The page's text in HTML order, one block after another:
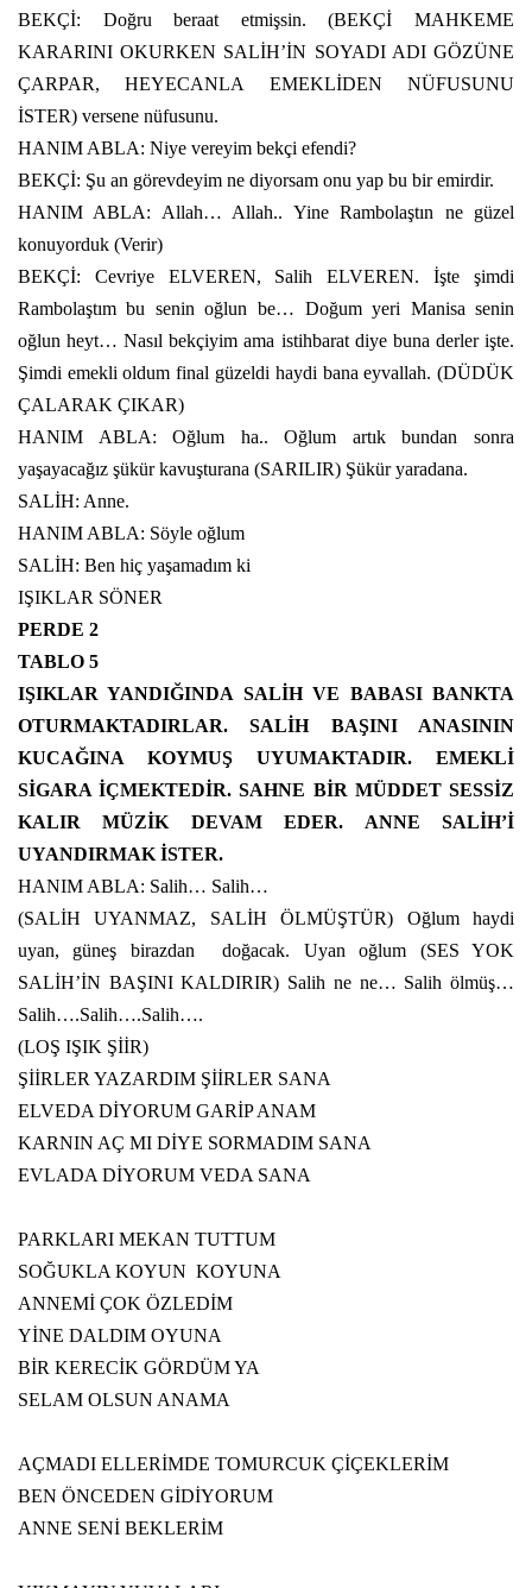
BEKÇİ: Doğru beraat etmişsin. (BEKÇİ MAHKEME
KARARINI OKURKEN SALİH’İN SOYADI ADI GÖZÜNE
ÇARPAR, HEYECANLA EMEKLİDEN NÜFUSUNU
İSTER) versene nüfusunu.
HANIM ABLA: Niye vereyim bekçi efendi?
BEKÇİ: Şu an görevdeyim ne diyorsam onu yap bu bir emirdir.
HANIM ABLA: Allah… Allah.. Yine Rambolaştın ne güzel
konuyorduk (Verir)
BEKÇİ: Cevriye ELVEREN, Salih ELVEREN. İşte şimdi
Rambolaştım bu senin oğlun be… Doğum yeri Manisa senin
oğlun heyt… Nasıl bekçiyim ama istihbarat diye buna derler işte.
Şimdi emekli oldum final güzeldi haydi bana eyvallah. (DÜDÜK
ÇALARAK ÇIKAR)
HANIM ABLA: Oğlum ha.. Oğlum artık bundan sonra
yaşayacağız şükür kavuşturana (SARILIR) Şükür yaradana.
SALİH: Anne.
HANIM ABLA: Söyle oğlum
SALİH: Ben hiç yaşamadım ki
IŞIKLAR SÖNER
PERDE 2
TABLO 5
IŞIKLAR YANDIĞINDA SALİH VE BABASI BANKTA
OTURMAKTADIRLAR. SALİH BAŞINI ANASININ
KUCAĞINA KOYMUŞ UYUMAKTADIR. EMEKLİ
SİGARA İÇMEKTEDİR. SAHNE BİR MÜDDET SESSİZ
KALIR MÜZİK DEVAM EDER. ANNE SALİH’İ
UYANDIRMAK İSTER.
HANIM ABLA: Salih… Salih…
(SALİH UYANMAZ, SALİH ÖLMÜŞTÜR) Oğlum haydi
uyan, güneş birazdan
doğacak. Uyan oğlum (SES YOK
SALİH’İN BAŞINI KALDIRIR) Salih ne ne… Salih ölmüş…
Salih….Salih….Salih….
(LOŞ IŞIK ŞİİR)
ŞİİRLER YAZARDIM ŞİİRLER SANA
ELVEDA DİYORUM GARİP ANAM
KARNIN AÇ MI DİYE SORMADIM SANA
EVLADA DİYORUM VEDA SANA
PARKLARI MEKAN TUTTUM
SOĞUKLA KOYUN KOYUNA
ANNEMİ ÇOK ÖZLEDİM
YİNE DALDIM OYUNA
BİR KERECİK GÖRDÜM YA
SELAM OLSUN ANAMA
AÇMADI ELLERİMDE TOMURCUK ÇİÇEKLERİM
BEN ÖNCEDEN GİDİYORUM
ANNE SENİ BEKLERİM